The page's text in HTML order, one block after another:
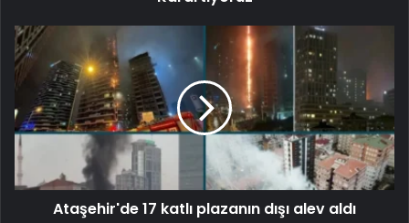
Ataşehir'de 17 katlı plazanın dışı alev aldı